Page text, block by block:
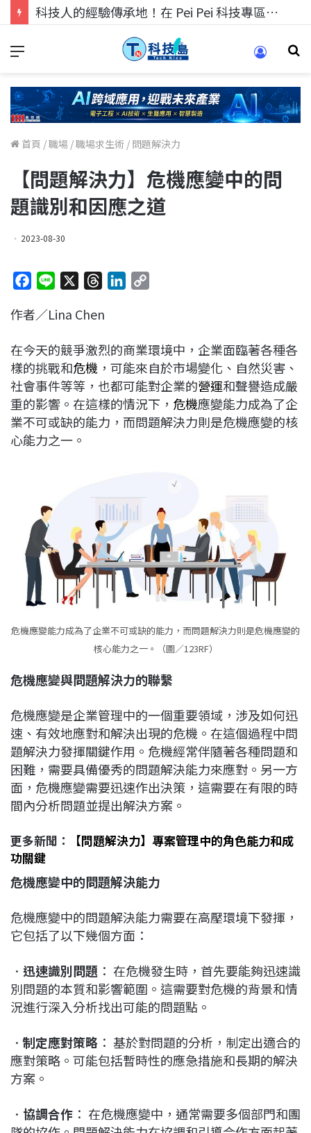
科技人的經驗傳承地！在 Pei Pei 科技專區，與學弟妹交流最硬核的技術
首頁 /職場 /職場求生術 / 問題解決力
【問題解決力】危機應變中的問
題識別和因應之道
2023-08-30
c
b
o
o
k
n
r
a
d
s
e
d
I
n
L
i
n
k
作者／Lina Chen
在今天的競爭激烈的商業環境中，企業面臨著各種各
樣的挑戰和危機 ，可能來自於市場變化、自然災害、
社會事件等等，也都可能對企業的營運和聲譽造成嚴
重的影響。在這樣的情況下， 危機應變能力成為了企
業不可或缺的能力，而問題解決力則是危機應變的核
心能力之一。
危機應變能力成為了企業不可或缺的能力，而問題解決力則是危機應變的
核心能力之一。（圖／123RF）
危機應變與問題解決力的聯繫
危機應變是企業管理中的一個重要領域，涉及如何迅
速、有效地應對和解決出現的危機。在這個過程中問
題解決力發揮關鍵作用。危機經常伴隨著各種問題和
困難，需要具備優秀的問題解決能力來應對。另一方
面，危機應變需要迅速作出決策，這需要在有限的時
間內分析問題並提出解決方案。
更多新聞：
【問題解決力】專案管理中的角色能力和成
功關鍵
危機應變中的問題解決能力
危機應變中的問題解決能力需要在高壓環境下發揮，
它包括了以下幾個方面：
． 迅速識別問題 ： 在危機發生時，首先要能夠迅速識
別問題的本質和影響範圍。這需要對危機的背景和情
況進行深入分析找出可能的問題點。
．制定應對策略 ： 基於對問題的分析，制定出適合的
應對策略。可能包括暫時性的應急措施和長期的解決
方案。
． 協調合作 ： 在危機應變中，通常需要多個部門和團